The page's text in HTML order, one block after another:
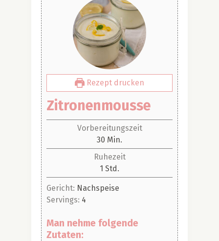
Rezept drucken
Zitronenmousse
Vorbereitungszeit
30 Minuten
Min.
Ruhezeit
1 Stunde
Std.
Gericht: Nachspeise
Servings: 4
Man nehme folgende
Zutaten: